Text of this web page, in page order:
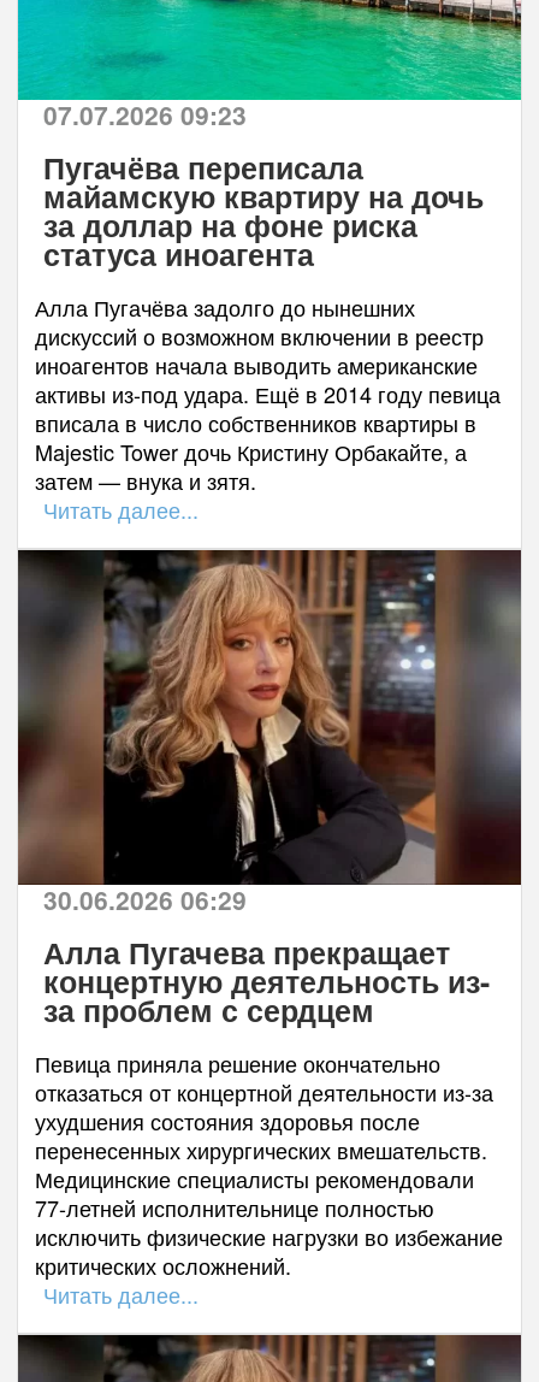
07.07.2026 09:23
Пугачёва переписала
майамскую квартиру на дочь
за доллар на фоне риска
статуса иноагента
Алла Пугачёва задолго до нынешних
дискуссий о возможном включении в реестр
иноагентов начала выводить американские
активы из-под удара. Ещё в 2014 году певица
вписала в число собственников квартиры в
Majestic Tower дочь Кристину Орбакайте, а
затем — внука и зятя.
Читать далее...
30.06.2026 06:29
Алла Пугачева прекращает
концертную деятельность из-
за проблем с сердцем
Певица приняла решение окончательно
отказаться от концертной деятельности из-за
ухудшения состояния здоровья после
перенесенных хирургических вмешательств.
Медицинские специалисты рекомендовали
77-летней исполнительнице полностью
исключить физические нагрузки во избежание
критических осложнений.
Читать далее...